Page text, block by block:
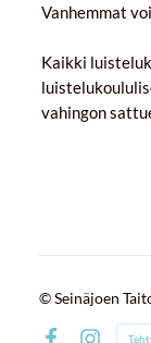
Vanhemmat
Kaikki
vahingon
©Seinäjoen